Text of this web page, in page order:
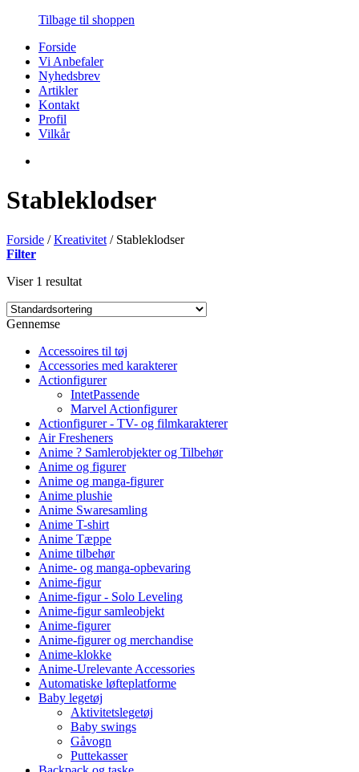
Tilbage til shoppen
Forside
Vi Anbefaler
Nyhedsbrev
Artikler
Kontakt
Profil
Vilkår
Stableklodser
Forside / Kreativitet /Stableklodser
Filter
Viser 1 resultat
Gennemse
Accessoires til tøj
Accessories med karakterer
Actionfigurer
IntetPassende
Marvel Actionfigurer
Actionfigurer - TV- og filmkarakterer
Air Fresheners
Anime ? Samlerobjekter og Tilbehør
Anime og figurer
Anime og manga-figurer
Anime plushie
Anime Swaresamling
Anime T-shirt
Anime Tæppe
Anime tilbehør
Anime- og manga-opbevaring
Anime-figur
Anime-figur - Solo Leveling
Anime-figur samleobjekt
Anime-figurer
Anime-figurer og merchandise
Anime-klokke
Anime-Urelevante Accessories
Automatiske løfteplatforme
Baby legetøj
Aktivitetslegetøj
Baby swings
Gåvogn
Puttekasser